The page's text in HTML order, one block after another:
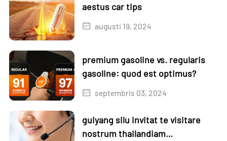
aestus car tips
augusti 19, 2024
premium gasoline vs. regularis
gasoline: quod est optimus?
septembris 03, 2024
guiyang silu invitat te visitare
nostrum thailandiam